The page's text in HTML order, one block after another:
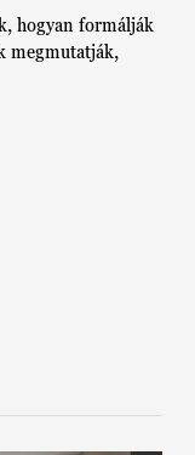
hogyan formálják
megmutatják,